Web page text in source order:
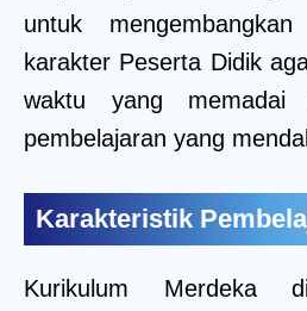
untuk
karakter Peserta Didik
waktu yang memadai
pembelajaran yang
Karakteristik
Kurikulum Merdeka